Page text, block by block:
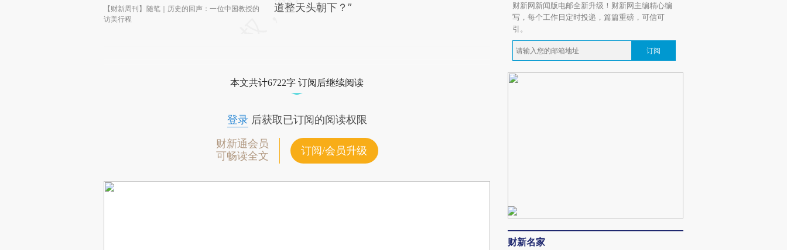
【财新周刊】随笔｜历史的回声：一位中国教授的
访美行程
道整天头朝下？”
本文共计6722字 订阅后继续阅读
登录后获取已订阅的阅读权限
财新通会员
可畅读全文
订阅/会员升级
财新网新闻版电邮全新升级！财新网主编精心编
写，每个工作日定时投递，篇篇重磅，可信可
引。
订阅
财新名家